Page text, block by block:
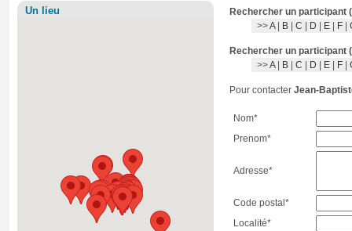
Un lieu
Rechercher un participant
>>A| B C D E F
Rechercher un participant
>>A| B C D E F
Pour contacter Jean-
Nom*
Prenom*
Adresse*
Code postal*
Localité*